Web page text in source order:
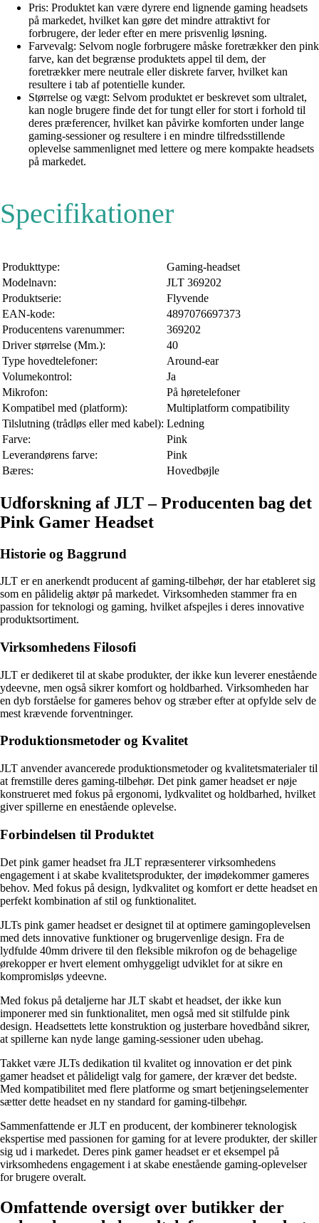
Pris: Produktet kan være dyrere end lignende gaming headsets
på markedet, hvilket kan gøre det mindre attraktivt for
forbrugere, der leder efter en mere prisvenlig løsning.
Farvevalg: Selvom nogle forbrugere måske foretrækker den pink
farve, kan det begrænse produktets appel til dem, der
foretrækker mere neutrale eller diskrete farver, hvilket kan
resultere i tab af potentielle kunder.
Størrelse og vægt: Selvom produktet er beskrevet som ultralet,
kan nogle brugere finde det for tungt eller for stort i forhold til
deres præferencer, hvilket kan påvirke komforten under lange
gaming-sessioner og resultere i en mindre tilfredsstillende
oplevelse sammenlignet med lettere og mere kompakte headsets
på markedet.
Specifikationer
Produkttype:
Gaming-headset
Modelnavn:
JLT 369202
Produktserie:
Flyvende
EAN-kode:
4897076697373
Producentens varenummer:
369202
Driver størrelse (Mm.):
40
Type hovedtelefoner:
Around-ear
Volumekontrol:
Ja
Mikrofon:
På høretelefoner
Kompatibel med (platform):
Multiplatform compatibility
Tilslutning (trådløs eller med kabel): Ledning
Farve:
Pink
Leverandørens farve:
Pink
Bæres:
Hovedbøjle
Udforskning af JLT – Producenten bag det
Pink Gamer Headset
Historie og Baggrund
JLT er en anerkendt producent af gaming-tilbehør, der har etableret sig
som en pålidelig aktør på markedet. Virksomheden stammer fra en
passion for teknologi og gaming, hvilket afspejles i deres innovative
produktsortiment.
Virksomhedens Filosofi
JLT er dedikeret til at skabe produkter, der ikke kun leverer enestående
ydeevne, men også sikrer komfort og holdbarhed. Virksomheden har
en dyb forståelse for gameres behov og stræber efter at opfylde selv de
mest krævende forventninger.
Produktionsmetoder og Kvalitet
JLT anvender avancerede produktionsmetoder og kvalitetsmaterialer til
at fremstille deres gaming-tilbehør. Det pink gamer headset er nøje
konstrueret med fokus på ergonomi, lydkvalitet og holdbarhed, hvilket
giver spillerne en enestående oplevelse.
Forbindelsen til Produktet
Det pink gamer headset fra JLT repræsenterer virksomhedens
engagement i at skabe kvalitetsprodukter, der imødekommer gameres
behov. Med fokus på design, lydkvalitet og komfort er dette headset en
perfekt kombination af stil og funktionalitet.
JLTs pink gamer headset er designet til at optimere gamingoplevelsen
med dets innovative funktioner og brugervenlige design. Fra de
lydfulde 40mm drivere til den fleksible mikrofon og de behagelige
ørekopper er hvert element omhyggeligt udviklet for at sikre en
kompromisløs ydeevne.
Med fokus på detaljerne har JLT skabt et headset, der ikke kun
imponerer med sin funktionalitet, men også med sit stilfulde pink
design. Headsettets lette konstruktion og justerbare hovedbånd sikrer,
at spillerne kan nyde lange gaming-sessioner uden ubehag.
Takket være JLTs dedikation til kvalitet og innovation er det pink
gamer headset et pålideligt valg for gamere, der kræver det bedste.
Med kompatibilitet med flere platforme og smart betjeningselementer
sætter dette headset en ny standard for gaming-tilbehør.
Sammenfattende er JLT en producent, der kombinerer teknologisk
ekspertise med passionen for gaming for at levere produkter, der skiller
sig ud i markedet. Deres pink gamer headset er et eksempel på
virksomhedens engagement i at skabe enestående gaming-oplevelser
for brugere overalt.
Omfattende oversigt over butikker der